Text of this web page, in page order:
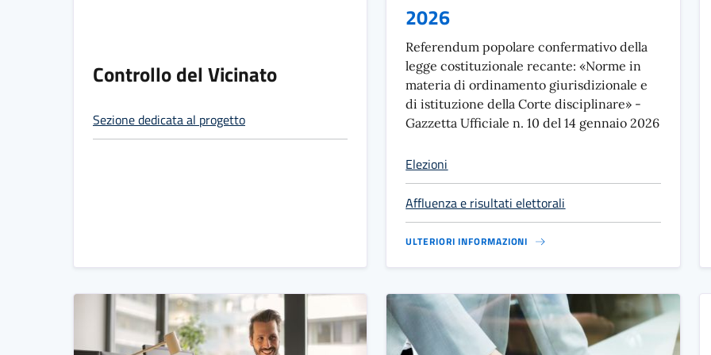
Controllo del Vicinato
Sezione dedicata al progetto
2026
Referendum popolare confermativo della
legge costituzionale recante: «Norme in
materia di ordinamento giurisdizionale e
di istituzione della Corte disciplinare» -
Gazzetta Ufficiale n. 10 del 14 gennaio 2026
Elezioni
Affluenza e risultati elettorali
ULTERIORI INFORMAZIONI